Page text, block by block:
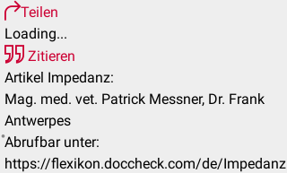
Teilen
Loading...
Zitieren
Artikel Impedanz:
Mag. med. vet. Patrick Messner, Dr. Frank
Antwerpes
Abrufbar unter:
https://flexikon.doccheck.com/de/Impedanz